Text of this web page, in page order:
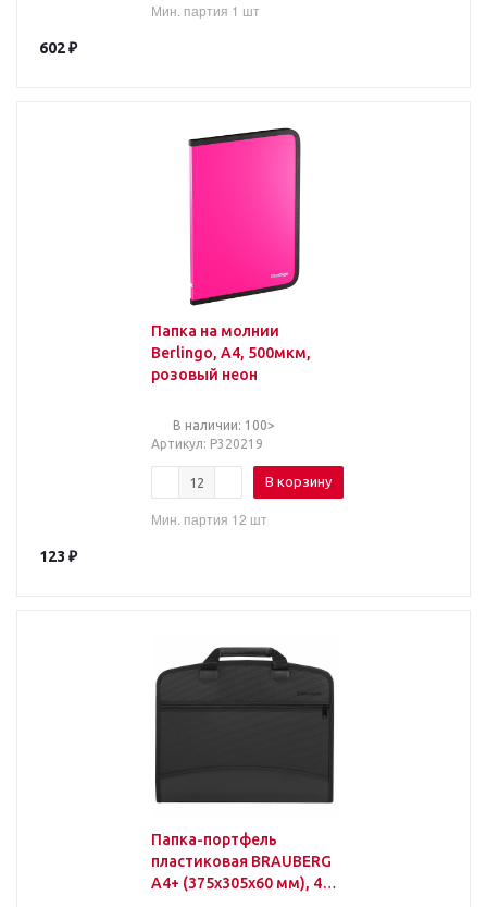
Мин. партия 1 шт
602₽
Папка на молнии
Berlingo, А4, 500мкм,
розовый неон
В наличии: 100>
Артикул: Р320219
В корзину
Мин. партия 12 шт
123 ₽
Папка-портфель
пластиковая BRAUBERG
А4+ (375х305х60 мм), 4